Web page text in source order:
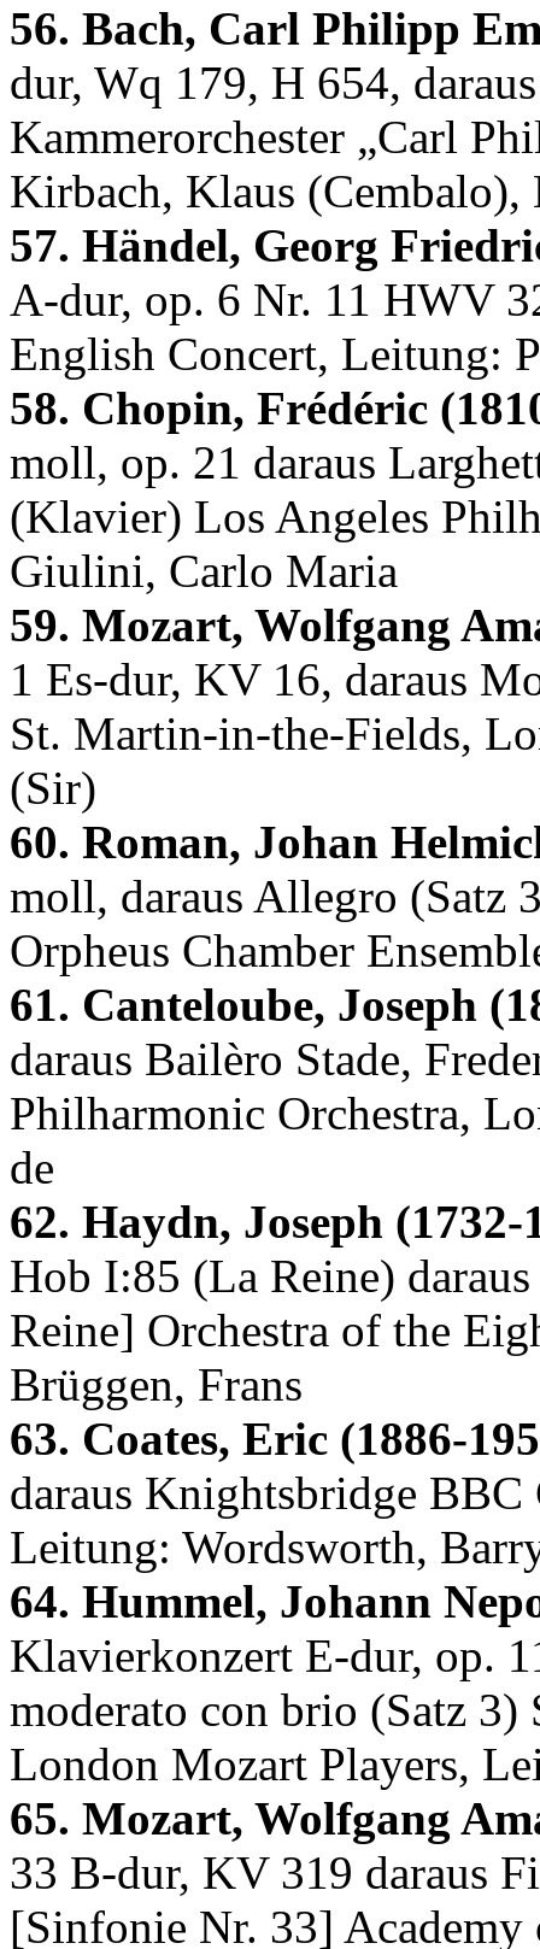
56. Bach, Carl Philipp
dur, Wq 179, H 654,
Kammerorchester „Carl
Kirbach, Klaus
57. Händel, Georg
A-dur, op. 6 Nr. 11 HWV
English Concert, Leitung:
58. Chopin, Frédéric
moll, op. 21 daraus
(Klavier) Los Angeles
Giulini, Carlo Maria
59. Mozart, Wolfgang
1 Es-dur, KV 16, daraus
St. Martin-in-the-Fields,
(Sir)
60. Roman, Johan
moll, daraus Allegro
Orpheus Chamber
61. Canteloube, Joseph
daraus Bailèro Stade,
Philharmonic Orchestra,
de
62. Haydn, Joseph (1732-
Hob I:85 (La Reine)
Reine] Orchestra of the
Brüggen, Frans
63. Coates, Eric (1886-
daraus Knightsbridge
Leitung: Wordsworth,
64. Hummel, Johann
Klavierkonzert E-dur, op.
moderato con brio (Satz
London Mozart Players,
65. Mozart, Wolfgang
33 B-dur, KV 319 daraus
[Sinfonie Nr. 33]